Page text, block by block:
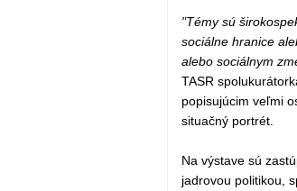
"Témy sú
sociálne hranice
alebo sociálnym
TASR
popisujúcim veľmi
situačný portrét.
Na výstave sú
jadrovou politikou,